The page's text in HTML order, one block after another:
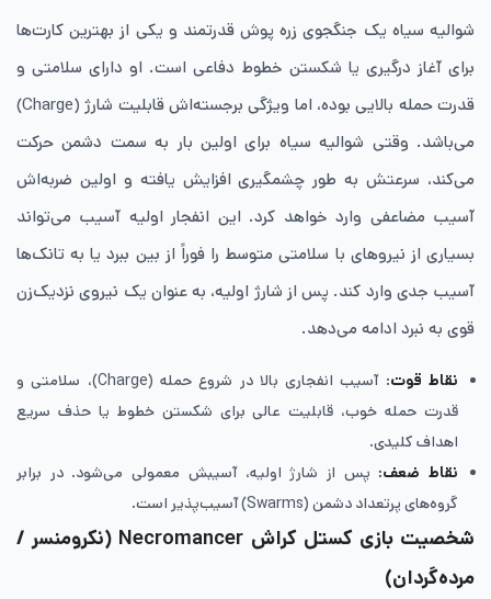
شوالیه سیاه یک جنگجوی زره ‌پوش قدرتمند و یکی از بهترین کارت‌ها
برای آغاز درگیری یا شکستن خطوط دفاعی است. او دارای سلامتی و
قدرت حمله بالایی بوده، اما ویژگی برجسته‌اش قابلیت شارژ (Charge)
می‌باشد. وقتی شوالیه سیاه برای اولین بار به سمت دشمن حرکت
می‌کند، سرعتش به طور چشمگیری افزایش یافته و اولین ضربه‌اش
آسیب مضاعفی وارد خواهد کرد. این انفجار اولیه آسیب می‌تواند
بسیاری از نیروهای با سلامتی متوسط را فوراً از بین ببرد یا به تانک‌ها
آسیب جدی وارد کند. پس از شارژ اولیه، به عنوان یک نیروی نزدیک‌زن
قوی به نبرد ادامه می‌دهد.
نقاط قوت
: آسیب انفجاری بالا در شروع حمله (Charge)، سلامتی و
قدرت حمله خوب، قابلیت عالی برای شکستن خطوط یا حذف سریع
اهداف کلیدی.
نقاط ضعف: پس از شارژ اولیه، آسیبش معمولی می‌شود. در برابر
گروه‌های پرتعداد دشمن (Swarms) آسیب‌پذیر است.
شخصیت بازی کستل کراش Necromancer
(نکرومنسر /
مرده‌گردان)